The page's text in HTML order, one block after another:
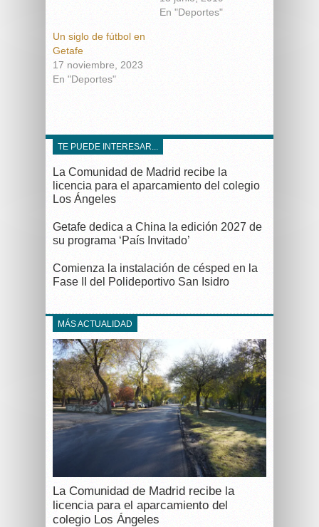
En "Deportes"
Un siglo de fútbol en
Getafe
17 noviembre, 2023
En "Deportes"
TE PUEDE INTERESAR...
La Comunidad de Madrid recibe la
licencia para el aparcamiento del colegio
Los Ángeles
Getafe dedica a China la edición 2027 de
su programa ‘País Invitado’
Comienza la instalación de césped en la
Fase II del Polideportivo San Isidro
MÁS ACTUALIDAD
La Comunidad de Madrid recibe la
licencia para el aparcamiento del
colegio Los Ángeles